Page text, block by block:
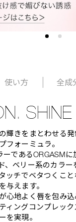
使い方 全成
輝きをまとわせる
フォーミュラ。
ーであるORGASM
、ベリー系のカラー
ッチでベタつくこ
与えます。
心地よく唇を包み込
ィングコンプレッ
を実現。